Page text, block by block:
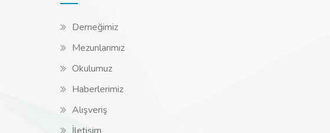
Derneğimiz
Mezunlarımız
Okulumuz
Haberlerimiz
Alışveriş